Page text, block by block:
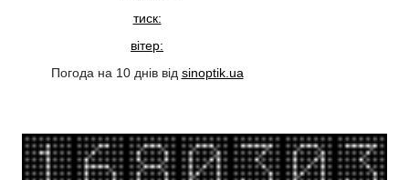
тиск:
вітер:
Погода на 10 днів від sinoptik.ua